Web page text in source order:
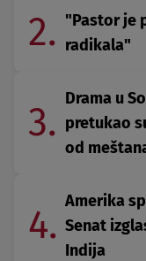
2. "Pastor je
radikala"
3.
Drama u
pretukao
od
4.
Amerika
Senat
Indija